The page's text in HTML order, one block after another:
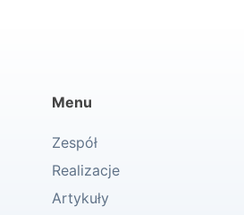
Menu
Zespół
Realizacje
Artykuły